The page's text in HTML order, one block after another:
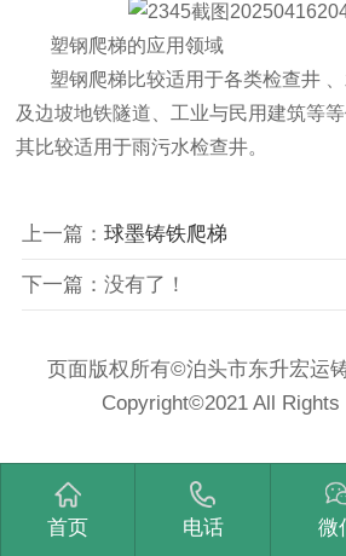
塑钢爬梯的应用领域
塑钢爬梯比较适用于各类检查井 、
及边坡地铁隧道、工业与民用建筑等
其比较适用于雨污水检查井。
上一篇： 球墨铸铁爬梯
下一篇：没有了！
页面版权所有©泊头市东升宏运
Copyright©2021 All Rights
首页 电话 微